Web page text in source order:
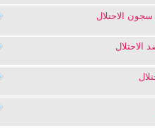
الاحتلال
الاحتلال